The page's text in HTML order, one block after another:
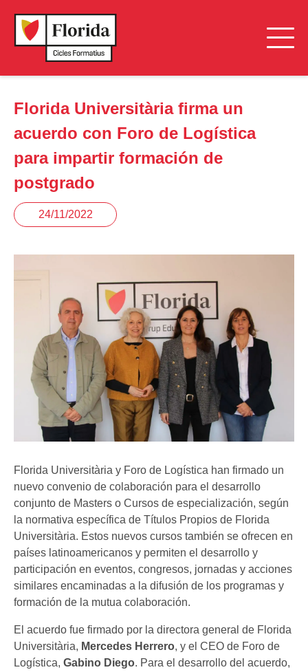
Florida Universitària firma un
acuerdo con Foro de Logística
para impartir formación de
postgrado
24/11/2022
Florida Universitària y Foro de Logística han firmado un
nuevo convenio de colaboración para el desarrollo
conjunto de Masters o Cursos de especialización, según
la normativa específica de Títulos Propios de Florida
Universitària. Estos nuevos cursos también se ofrecen en
países latinoamericanos y permiten el desarrollo y
participación en eventos, congresos, jornadas y acciones
similares encaminadas a la difusión de los programas y
formación de la mutua colaboración.
El acuerdo fue firmado por la directora general de Florida
Universitària, Mercedes Herrero, y el CEO de Foro de
Logística, Gabino Diego. Para el desarrollo del acuerdo,